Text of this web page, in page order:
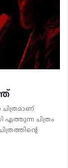
ചിത്രമാണ്
എത്തുന്ന ചിത്രം